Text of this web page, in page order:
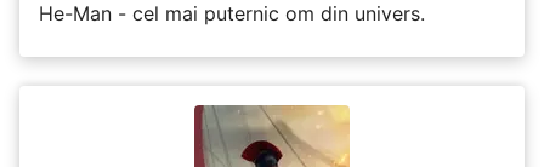
He-Man - cel mai puternic om din univers.